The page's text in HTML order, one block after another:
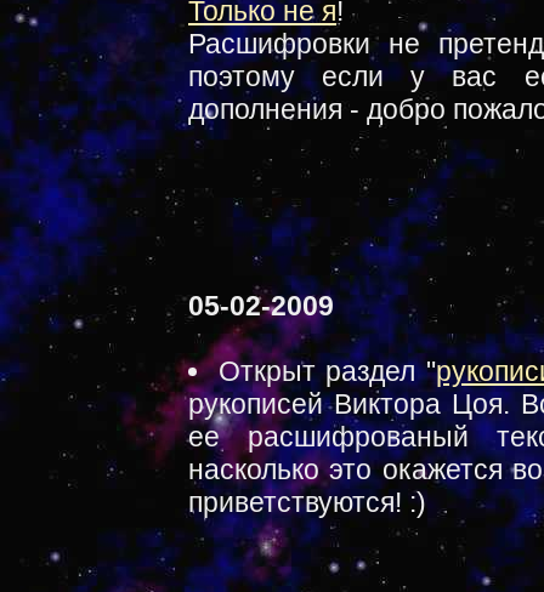
Только не я!
Расшифровки не
поэтому если у вас
дополнения - добро
05-02-2009
Открыт раздел "
рукописей Виктора Цоя.
ее расшифрованый
насколько это окажется
приветствуются! :)